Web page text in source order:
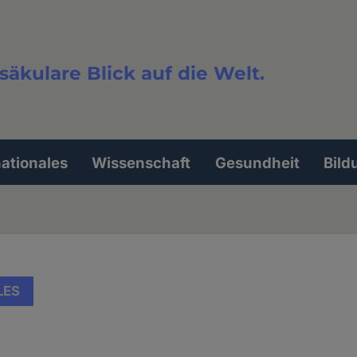
Blick auf die Welt.
Wissenschaft Gesundheit